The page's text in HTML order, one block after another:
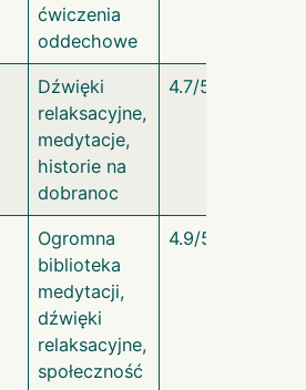
ćwiczenia
oddechowe
Dźwięki
relaksacyjne,
medytacje,
historie na
dobranoc
4.7/5
Ogromna
biblioteka
medytacji,
dźwięki
relaksacyjne,
społeczność
4.9/5